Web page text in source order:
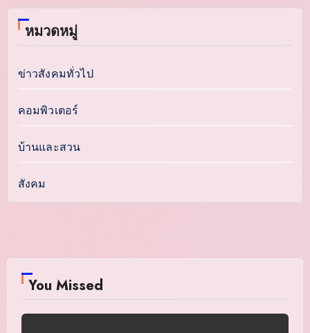
หมวดหมู่
ข่าวสังคมทั่วไป
คอมพิวเตอร์
บ้านและสวน
สังคม
You Missed